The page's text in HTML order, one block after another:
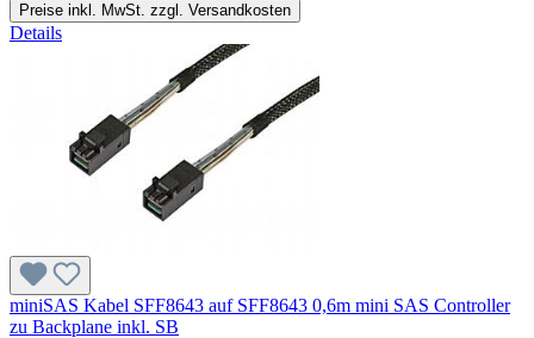
Preise inkl. MwSt. zzgl. Versandkosten
Details
miniSAS Kabel SFF8643 auf SFF8643 0,6m mini SAS Controller
zu Backplane inkl. SB